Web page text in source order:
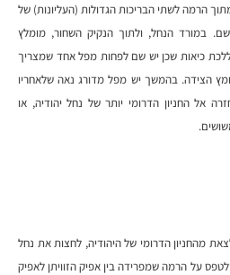
הרמה לשתי הבריכות הגדולות (העליונות) של
במורד הנחל, ולתוך הנקיק השחור, מומלץ
כיאות שכן יש שם לפחות מפל אחד שמצריך
הצידה. בהמשך יש מפל מדורג נאה שלאחריו
אל החניון הדרומי יותר של נחל יהודיה, או
מהחניון הדרומי של היהודיה, לחצות את נחל
על הרמה שמפרידה בין אפיק הזוויתן לאפיק